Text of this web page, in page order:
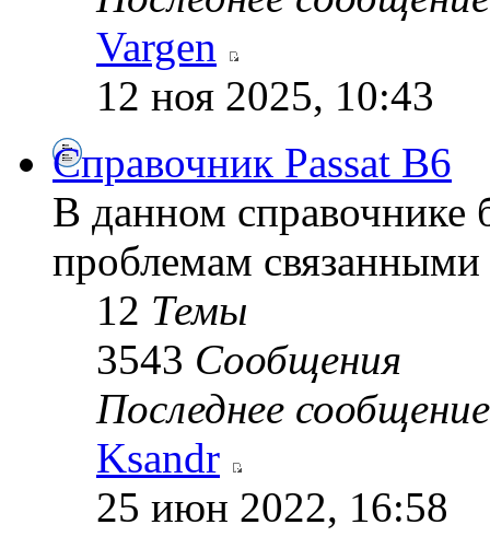
Vargen
12 ноя 2025, 10:43
Справочник Passat B6
В данном справочнике
проблемам
12 Темы
3543 Сообщения
Последнее сообщение
Ksandr
25 июн 2022, 16:58